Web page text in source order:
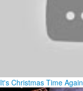
It's Christmas Time Again